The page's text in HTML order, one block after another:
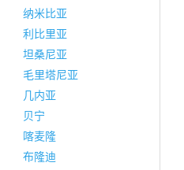
纳米比亚
利比里亚
坦桑尼亚
毛里塔尼亚
几内亚
贝宁
喀麦隆
布隆迪